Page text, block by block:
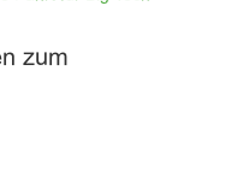
zum